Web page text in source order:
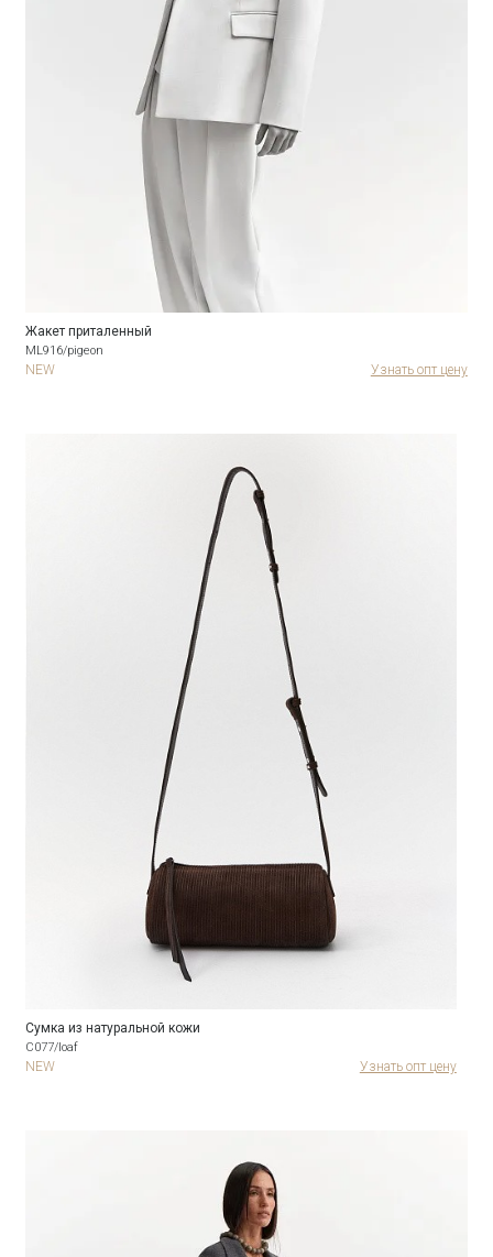
Жакет приталенный
ML916/pigeon
NEW Узнать опт цену
Сумка из натуральной кожи
C077/loaf
NEW Узнать опт цену